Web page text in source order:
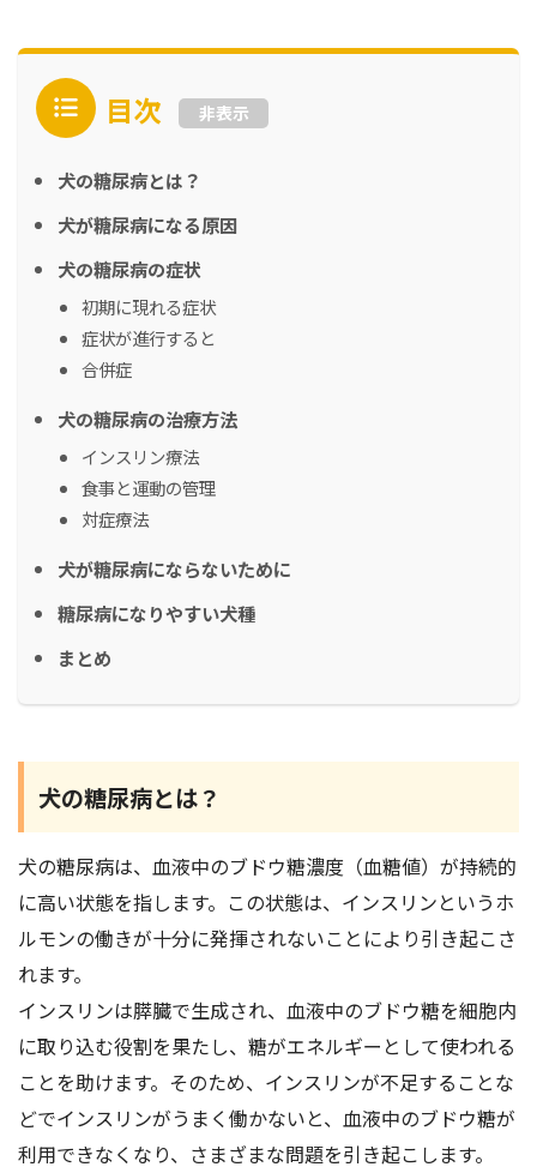
目次 非表示
犬の糖尿病とは？
犬が糖尿病になる原因
犬の糖尿病の症状
初期に現れる症状
症状が進行すると
合併症
犬の糖尿病の治療方法
インスリン療法
食事と運動の管理
対症療法
犬が糖尿病にならないために
糖尿病になりやすい犬種
まとめ
犬の糖尿病とは？
犬の糖尿病は、血液中のブドウ糖濃度（血糖値）が持続的
に高い状態を指します。この状態は、インスリンというホ
ルモンの働きが十分に発揮されないことにより引き起こさ
れます。
インスリンは膵臓で生成され、血液中のブドウ糖を細胞内
に取り込む役割を果たし、糖がエネルギーとして使われる
ことを助けます。そのため、インスリンが不足することな
どでインスリンがうまく働かないと、血液中のブドウ糖が
利用できなくなり、さまざまな問題を引き起こします。